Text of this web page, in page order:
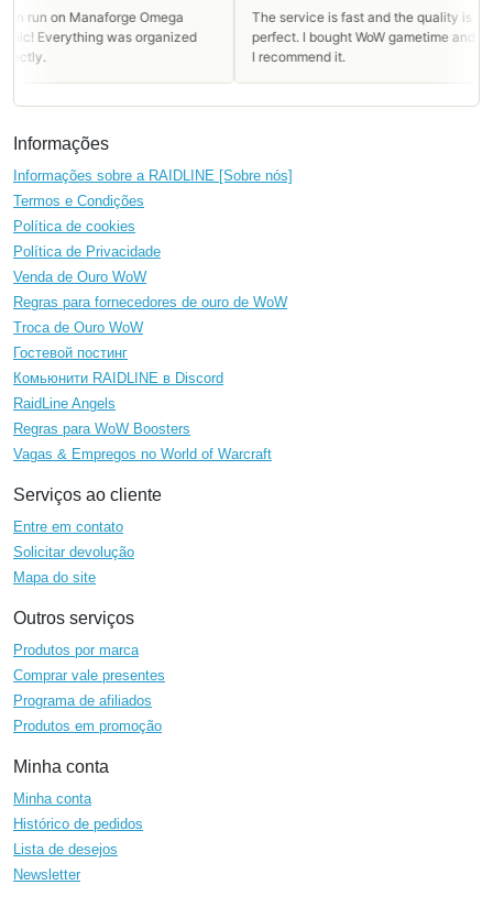
on Manaforge Omega
Everything was organized
The service is fast and the quality is
perfect. I bought WoW gametime and
I recommend it.
Informações
Informações sobre a RAIDLINE [Sobre nós]
Termos e Condições
Política de cookies
Política de Privacidade
Venda de Ouro WoW
Regras para fornecedores de ouro de WoW
Troca de Ouro WoW
Гостевой постинг
Комьюнити RAIDLINE в Discord
RaidLine Angels
Regras para WoW Boosters
Vagas & Empregos no World of Warcraft
Serviços ao cliente
Entre em contato
Solicitar devolução
Mapa do site
Outros serviços
Produtos por marca
Comprar vale presentes
Programa de afiliados
Produtos em promoção
Minha conta
Minha conta
Histórico de pedidos
Lista de desejos
Newsletter